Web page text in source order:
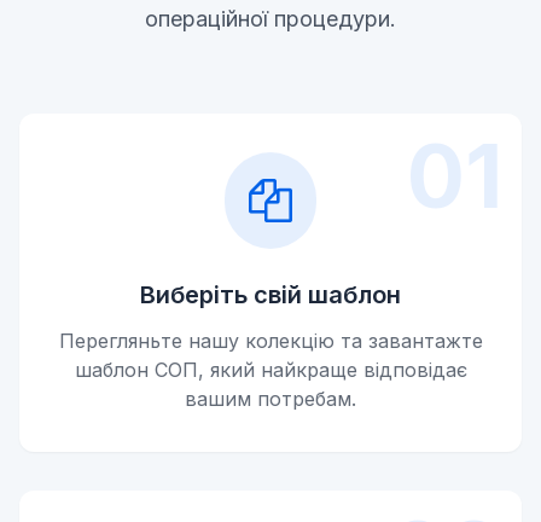
операційної процедури.
01
Виберіть свій шаблон
Перегляньте нашу колекцію та завантажте
шаблон СОП, який найкраще відповідає
вашим потребам.